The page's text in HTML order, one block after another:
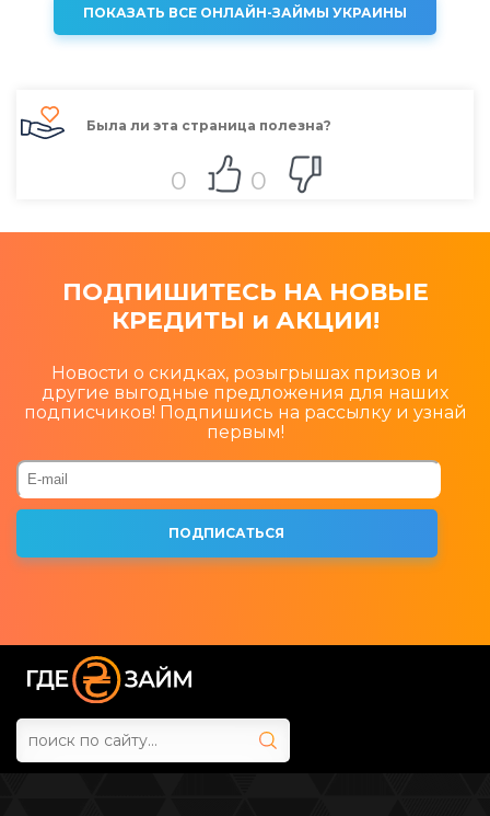
ПОКАЗАТЬ ВСЕ ОНЛАЙН-ЗАЙМЫ УКРАИНЫ
Была ли эта страница полезна?
0 0
ПОДПИШИТЕСЬ НА НОВЫЕ
КРЕДИТЫ и АКЦИИ!
Новости о скидках, розыгрышах призов и
другие выгодные предложения для наших
подписчиков! Подпишись на рассылку и узнай
первым!